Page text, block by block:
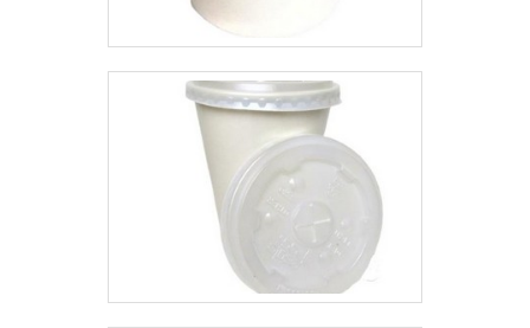
saber mais informações, basta
solicitar um orçamento..
a Micro Bag é popular por
geração e sistema de entrega
próprio que, somados a uma
equipe com profissionais
certificados e corpo técnico com
mais de cinco anos de
experiência na empresa, garante
uma entrega de excelência de
ponta a ponta. EMPRESA